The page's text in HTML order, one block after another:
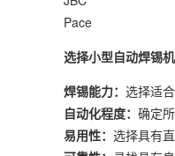
Pace
选择小型自动焊锡
焊锡能力： 选择适
自动化程度： 确定
易用性： 选择具有